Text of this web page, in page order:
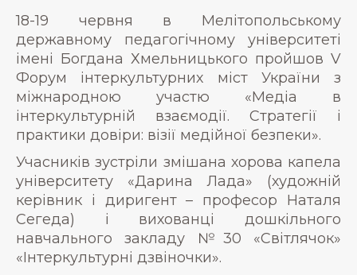
18-19 червня в Мелітопольському
державному педагогічному університеті
імені Богдана Хмельницького пройшов V
Форум інтеркультурних міст України з
міжнародною участю «Медіа в
інтеркультурній взаємодії. Стратегії і
практики довіри: візії медійної безпеки».
Учасників зустріли змішана хорова капела
університету «Дарина Лада» (художній
керівник і диригент – професор Наталя
Сегеда) і вихованці дошкільного
навчального закладу №30 «Світлячок»
«Інтеркультурні дзвіночки».